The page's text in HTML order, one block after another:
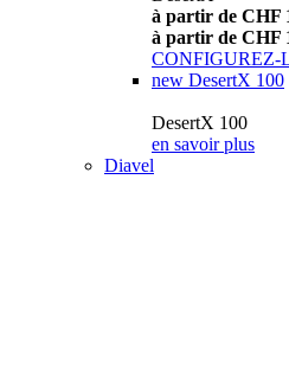
à partir de CHF
à partir de CHF
CONFIGUREZ-
new DesertX 100
DesertX 100
en savoir plus
Diavel